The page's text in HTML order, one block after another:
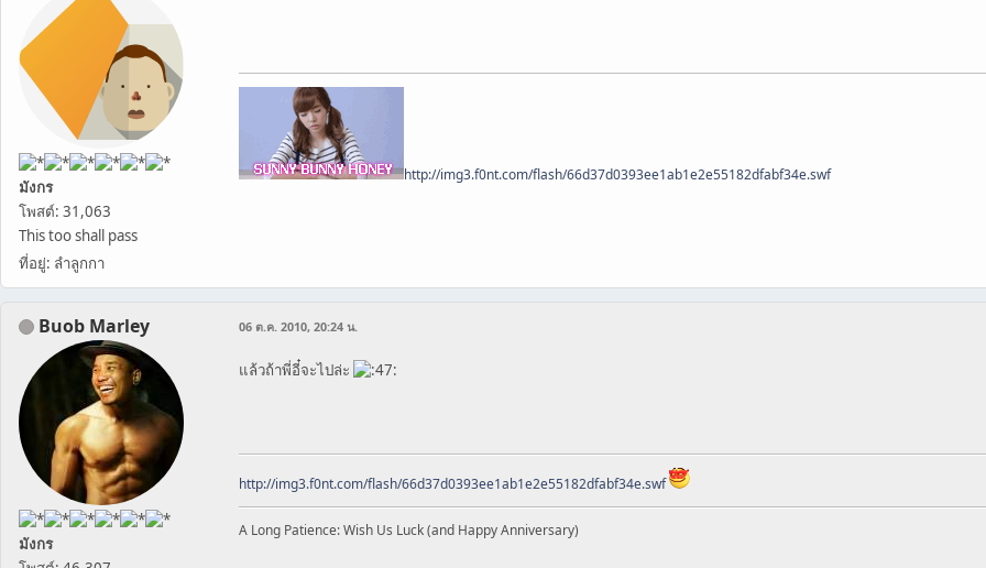
มังกร
โพสต์: 31,063
This too shall pass
ที่อยู่: ลำลูกกา
http://img3.f0nt.com/flash/66d37d0393ee1ab1e2e55182dfabf34e.swf
Buob Marley
มังกร
06 ต.ค. 2010, 20:24 น.
แล้วถ้าพี่อี๋จะไปล่ะ
http://img3.f0nt.com/flash/66d37d0393ee1ab1e2e55182dfabf34e.swf
A Long Patience: Wish Us Luck (and Happy Anniversary)